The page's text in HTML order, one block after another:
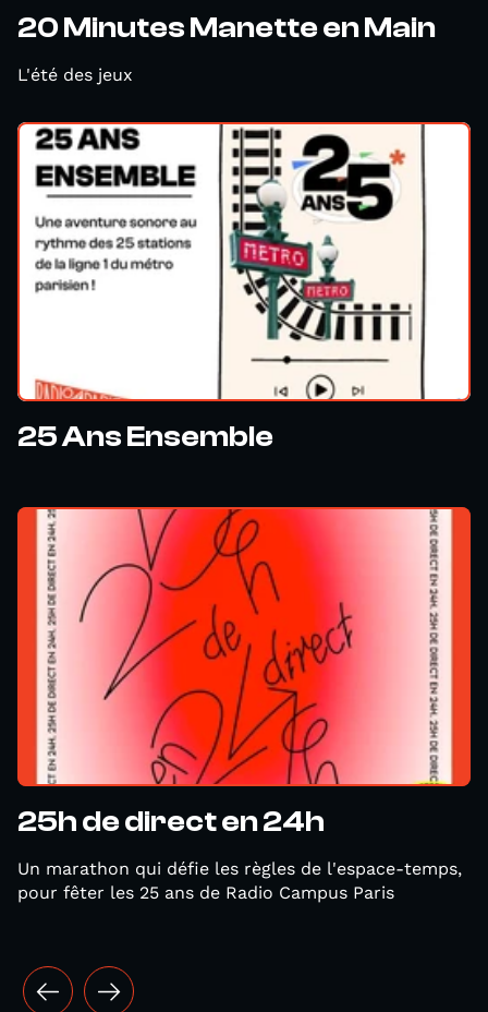
20 Minutes Manette en Main
L'été des jeux
25 Ans Ensemble
25h de direct en 24h
Un marathon qui défie les règles de l'espace-temps,
pour fêter les 25 ans de Radio Campus Paris